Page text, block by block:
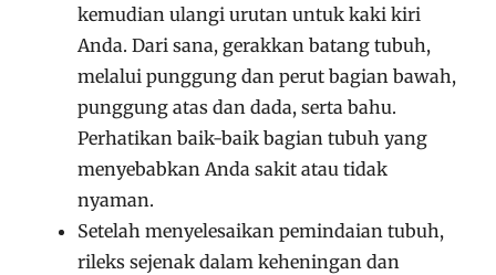
kemudian ulangi urutan untuk kaki kiri
Anda. Dari sana, gerakkan batang tubuh,
melalui punggung dan perut bagian bawah,
punggung atas dan dada, serta bahu.
Perhatikan baik-baik bagian tubuh yang
menyebabkan Anda sakit atau tidak
nyaman.
Setelah menyelesaikan pemindaian tubuh,
rileks sejenak dalam keheningan dan